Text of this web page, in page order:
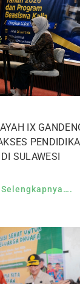
IX
SULAWESI
Selengkapnya….